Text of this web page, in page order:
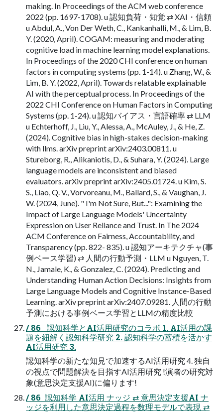
making. In Proceedings of the ACM web conference
2022 (pp. 1697-1708). u 認知負荷・知覚 ⇄ XAI・信頼
u Abdul, A., Von Der Weth, C., Kankanhalli, M., & Lim, B.
Y. (2020, April). COGAM: measuring and moderating
cognitive load in machine learning model explanations.
In Proceedings of the 2020 CHI conference on human
factors in computing systems (pp. 1-14). u Zhang, W., &
Lim, B. Y. (2022, April). Towards relatable explainable
AI with the perceptual process. In Proceedings of the
2022 CHI Conference on Human Factors in Computing
Systems (pp. 1-24). u 認知バイアス・言語確率 ⇄ LLM
u Echterhoff, J., Liu, Y., Alessa, A., McAuley, J., & He, Z.
(2024). Cognitive bias in high-stakes decision-making
with llms. arXiv preprint arXiv:2403.00811. u
Stureborg, R., Alikaniotis, D., & Suhara, Y. (2024). Large
language models are inconsistent and biased
evaluators. arXiv preprint arXiv:2405.01724. u Kim, S.
S., Liao, Q. V., Vorvoreanu, M., Ballard, S., & Vaughan, J.
W. (2024, June). " I'm Not Sure, But...": Examining the
Impact of Large Language Models' Uncertainty
Expression on User Reliance and Trust. In The 2024
ACM Conference on Fairness, Accountability, and
Transparency (pp. 822- 835). u 認知アーキテクチャ(事
例ベース学習) ⇄ 人間の行動予測・LLM u Nguyen, T.
N., Jamale, K., & Gonzalez, C. (2024). Predicting and
Understanding Human Action Decisions: Insights from
Large Language Models and Cognitive Instance-Based
Learning. arXiv preprint arXiv:2407.09281. 人間の行動
予測における事例ベース学習とLLMの精度比較
/ 86   認知科学とAI活用研究のコラボ 1. AI活用の課
題を紐解く認知科学研究 2. 認知科学の蓄積を活かす
AI活用研究 3.
認知科学の新たな知見で加速するAI活用研究 4. 独自
の視点で問題解決を目指すAI活用研究 !演者の研究対
象(意思決定支援AI)に偏ります!
/ 86  認知科学 AI活用 ナッジ ⇄ 意思決定支援AI ナ
ッジを利用した意思決定過程を数理モデルで表現 ⇄